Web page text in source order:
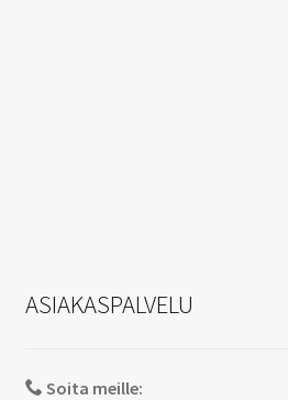
ASIAKASPALVELU
Soita meille: